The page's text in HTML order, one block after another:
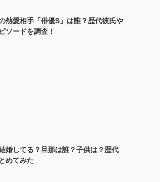
熱愛相手「俳優S」は誰？歴代彼氏や
ソードを調査！
婚してる？旦那は誰？子供は？歴代
めてみた